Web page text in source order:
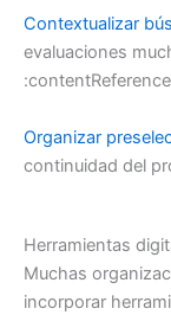
Contextualizar
evaluaciones
Organizar
continuidad del
Herramientas
Muchas
incorporar